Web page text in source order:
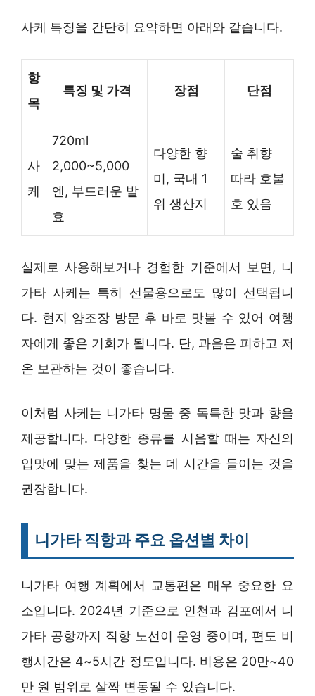
사케 특징을 간단히 요약하면 아래와 같습니다.
항
목
특징 및 가격 장점 단점
사
케
720ml
2,000~5,000
엔, 부드러운 발
효
다양한 향
미, 국내 1
위 생산지
술 취향
따라 호불
호 있음
실제로 사용해보거나 경험한 기준에서 보면, 니
가타 사케는 특히 선물용으로도 많이 선택됩니
다. 현지 양조장 방문 후 바로 맛볼 수 있어 여행
자에게 좋은 기회가 됩니다. 단, 과음은 피하고 저
온 보관하는 것이 좋습니다.
이처럼 사케는 니가타 명물 중 독특한 맛과 향을
제공합니다. 다양한 종류를 시음할 때는 자신의
입맛에 맞는 제품을 찾는 데 시간을 들이는 것을
권장합니다.
니가타 직항과 주요 옵션별 차이
니가타 여행 계획에서 교통편은 매우 중요한 요
소입니다. 2024년 기준으로 인천과 김포에서 니
가타 공항까지 직항 노선이 운영 중이며, 편도 비
행시간은 4~5시간 정도입니다. 비용은 20만~40
만 원 범위로 살짝 변동될 수 있습니다.